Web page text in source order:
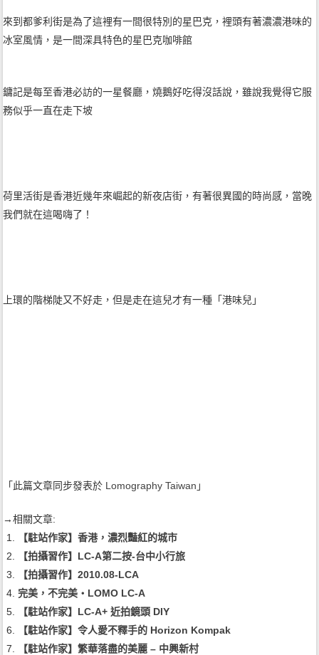
來到都爹利街是為了這裡有一間很特別的星巴克，裡頭有著濃濃港味的
冰室風情，是一間深具特色的星巴克咖啡館
鏞記是每至香港必訪的一星餐廳，燒鵝好吃得沒話說，雖說我覺得它服
務似乎一直在走下坡
荷里活街是香港近幾年來崛起的新夜店街，有著很異國的時尚感，當晚
我們就在這喝嗨了！
上環的階梯陡又不好走，但是走在這兒才有一種「港味兒」
「此篇文章同步發表於 Lomography Taiwan 」
→相關文章:
【駐站作家】香港，濃烈豔紅的城市
【拍攝習作】LC-A第二按-台中小行旅
【拍攝習作】2010.08-LCA
完美，不完美‧LOMO LC-A
【駐站作家】LC-A+ 近拍鏡頭 DIY
【駐站作家】令人愛不釋手的 Horizon Kompak
【駐站作家】繁華落盡的美麗 – 中興新村